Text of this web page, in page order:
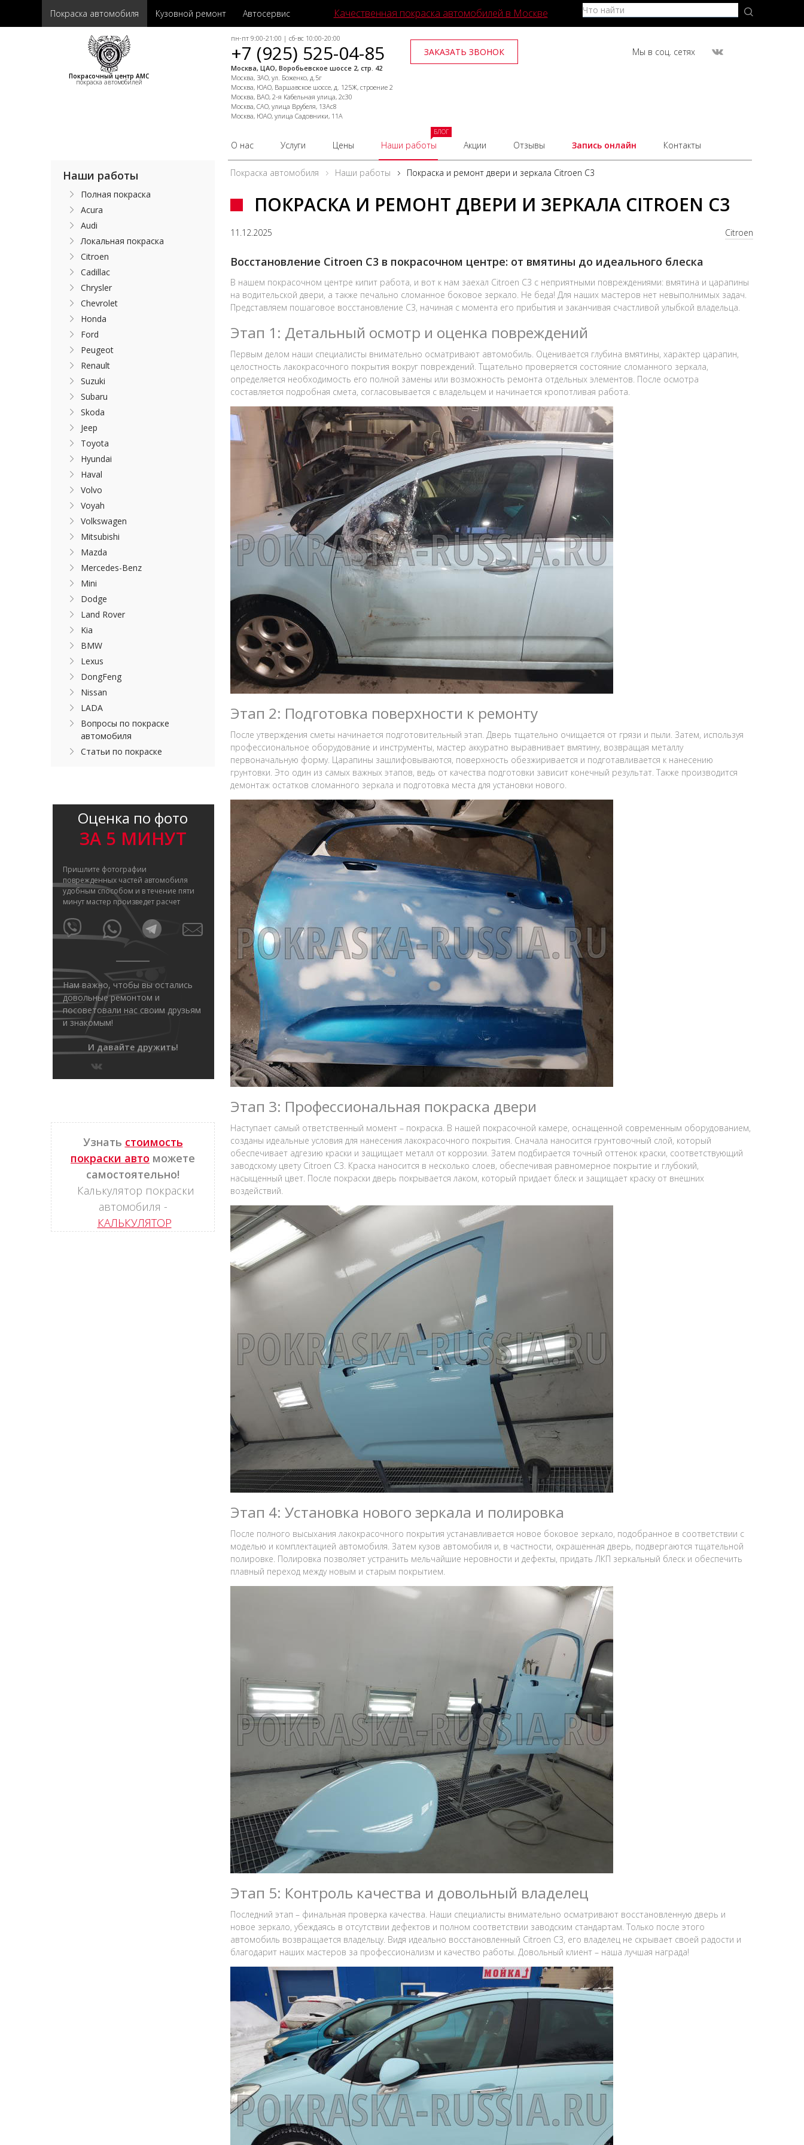
Покраска автомобиля Кузовной ремонт Автосервис Качественная покраска автомобилей в Москве
Покрасочный центр АМС
покраска автомобилей
пн-пт 9:00-21:00 | сб-вс 10:00-20:00
+7 (925) 525-04-85
Москва, ЦАО, Воробьевское шоссе 2, стр. 42
Москва, ЗАО, ул. Боженко, д.5г
Москва, ЮАО, Варшавское шоссе, д. 125Ж, строение 2
Москва, ВАО, 2-я Кабельная улица, 2с30
Москва, САО, улица Врубеля, 13Ас8
Москва, ЮАО, улица Садовники, 11А
ЗАКАЗАТЬ ЗВОНОК Мы в соц. сетях
О нас Услуги Цены Наши работы
БЛОГ
Акции Отзывы Запись онлайн Контакты
Покраска автомобиля Наши работы Покраска и ремонт двери и зеркала Citroen C3
ПОКРАСКА И РЕМОНТ ДВЕРИ И ЗЕРКАЛА CITROEN C3
11.12.2025 Citroen
Восстановление Citroen C3 в покрасочном центре: от вмятины до идеального блеска
В нашем покрасочном центре кипит работа, и вот к нам заехал Citroen C3 с неприятными повреждениями: вмятина и царапины
на водительской двери, а также печально сломанное боковое зеркало. Не беда! Для наших мастеров нет невыполнимых задач.
Представляем пошаговое восстановление C3, начиная с момента его прибытия и заканчивая счастливой улыбкой владельца.
Этап 1: Детальный осмотр и оценка повреждений
Первым делом наши специалисты внимательно осматривают автомобиль. Оценивается глубина вмятины, характер царапин,
целостность лакокрасочного покрытия вокруг повреждений. Тщательно проверяется состояние сломанного зеркала,
определяется необходимость его полной замены или возможность ремонта отдельных элементов. После осмотра
составляется подробная смета, согласовывается с владельцем и начинается кропотливая работа.
Этап 2: Подготовка поверхности к ремонту
После утверждения сметы начинается подготовительный этап. Дверь тщательно очищается от грязи и пыли. Затем, используя
профессиональное оборудование и инструменты, мастер аккуратно выравнивает вмятину, возвращая металлу
первоначальную форму. Царапины зашлифовываются, поверхность обезжиривается и подготавливается к нанесению
грунтовки. Это один из самых важных этапов, ведь от качества подготовки зависит конечный результат. Также производится
демонтаж остатков сломанного зеркала и подготовка места для установки нового.
Этап 3: Профессиональная покраска двери
Наступает самый ответственный момент – покраска. В нашей покрасочной камере, оснащенной современным оборудованием,
созданы идеальные условия для нанесения лакокрасочного покрытия. Сначала наносится грунтовочный слой, который
обеспечивает адгезию краски и защищает металл от коррозии. Затем подбирается точный оттенок краски, соответствующий
заводскому цвету Citroen C3. Краска наносится в несколько слоев, обеспечивая равномерное покрытие и глубокий,
насыщенный цвет. После покраски дверь покрывается лаком, который придает блеск и защищает краску от внешних
воздействий.
Этап 4: Установка нового зеркала и полировка
После полного высыхания лакокрасочного покрытия устанавливается новое боковое зеркало, подобранное в соответствии с
моделью и комплектацией автомобиля. Затем кузов автомобиля и, в частности, окрашенная дверь, подвергаются тщательной
полировке. Полировка позволяет устранить мельчайшие неровности и дефекты, придать ЛКП зеркальный блеск и обеспечить
плавный переход между новым и старым покрытием.
Этап 5: Контроль качества и довольный владелец
Последний этап – финальная проверка качества. Наши специалисты внимательно осматривают восстановленную дверь и
новое зеркало, убеждаясь в отсутствии дефектов и полном соответствии заводским стандартам. Только после этого
автомобиль возвращается владельцу. Видя идеально восстановленный Citroen C3, его владелец не скрывает своей радости и
благодарит наших мастеров за профессионализм и качество работы. Довольный клиент – наша лучшая награда!
Наши работы
Полная покраска
Acura
Audi
Локальная покраска
Citroen
Cadillac
Chrysler
Chevrolet
Honda
Ford
Peugeot
Renault
Suzuki
Subaru
Skoda
Jeep
Toyota
Hyundai
Haval
Volvo
Voyah
Volkswagen
Mitsubishi
Mazda
Mercedes-Benz
Mini
Dodge
Land Rover
Kia
BMW
Lexus
DongFeng
Nissan
LADA
Вопросы по покраске
автомобиля
Статьи по покраске
Оценка по фото
ЗА 5 МИНУТ
Пришлите фотографии
поврежденных частей автомобиля
удобным способом и в течение пяти
минут мастер произведет расчет
Нам важно, чтобы вы остались
довольные ремонтом и
посоветовали нас своим друзьям
и знакомым!
И давайте дружить!
Узнать стоимость
покраски авто можете
самостоятельно!
Калькулятор покраски
автомобиля -
КАЛЬКУЛЯТОР